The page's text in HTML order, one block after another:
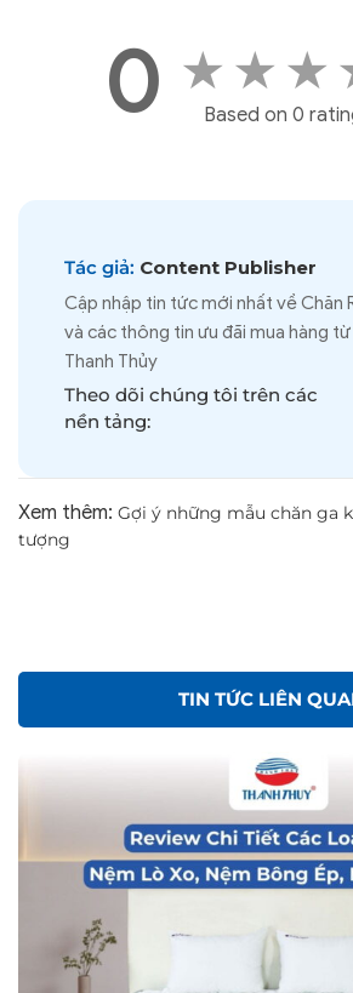
0 ★ ★ ★
Based on 0
Tác giả: Content Publisher
Cập nhập tin tức mới nhất về Chăn
và các thông tin ưu đãi mua hàng từ
Thanh Thủy
Theo dõi chúng tôi trên các
nền tảng:
Xem thêm: Gợi ý những mẫu chăn ga
tượng
TIN TỨC LIÊN